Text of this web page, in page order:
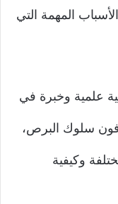
المهمة التي
علمية وخبرة في
سلوك البرص،
وكيفية